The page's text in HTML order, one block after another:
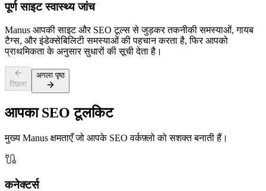
पूर्ण साइट स्वास्थ्य जांच
Manus आपकी साइट और SEO टूल्स से जुड़कर तकनीकी समस्याओं, गायब
टैग्स, और इंडेक्सेबिलिटी समस्याओं की पहचान करता है, फिर आपको
प्राथमिकता के अनुसार सुधारों की सूची देता है।
पिछला
अगला पृष्ठ
आपका SEO टूलकिट
मुख्य Manus क्षमताएँ जो आपके SEO वर्कफ़्लो को सशक्त बनाती हैं।
कनेक्टर्स